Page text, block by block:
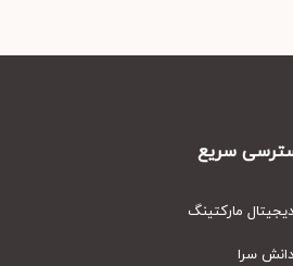
سریع
مارکتینگ
سرا